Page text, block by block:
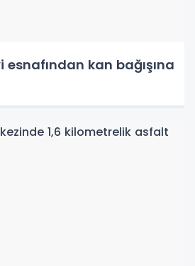
kan bağışına